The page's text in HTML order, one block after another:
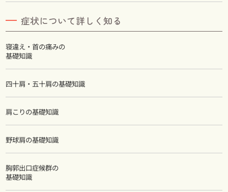
症状について詳しく知る
寝違え・首の痛みの
基礎知識
四十肩・五十肩の基礎知識
肩こりの基礎知識
野球肩の基礎知識
胸郭出口症候群の
基礎知識